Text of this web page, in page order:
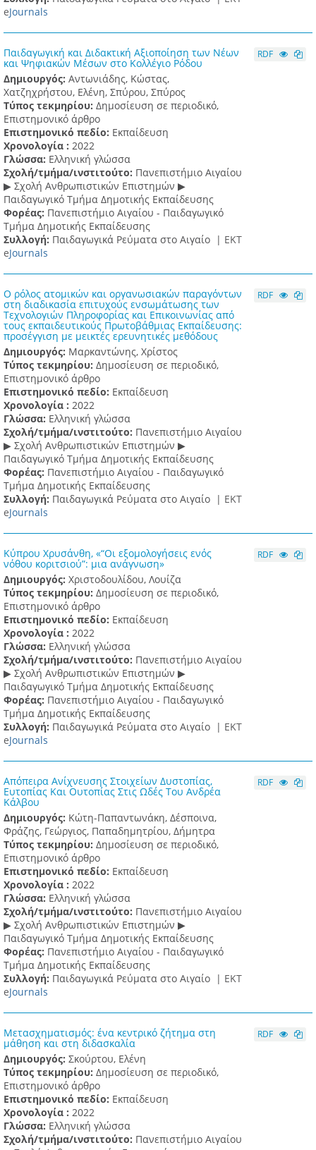
eJournals
Παιδαγωγική και Διδακτική Αξιοποίηση των Νέων
και Ψηφιακών Μέσων στο Κολλέγιο Ρόδου
Δημιουργός: Αντωνιάδης, Κώστας,
Χατζηχρήστου, Ελένη, Σπύρου, Σπύρος
Τύπος τεκμηρίου: Δημοσίευση σε περιοδικό,
Επιστημονικό άρθρο
Επιστημονικό πεδίο: Εκπαίδευση
Χρονολογία : 2022
Γλώσσα: Ελληνική γλώσσα
Σχολή/τμήμα/ινστιτούτο: Πανεπιστήμιο Αιγαίου
▶ Σχολή Ανθρωπιστικών Επιστημών ▶
Παιδαγωγικό Τμήμα Δημοτικής Εκπαίδευσης
Φορέας: Πανεπιστήμιο Αιγαίου - Παιδαγωγικό
Τμήμα Δημοτικής Εκπαίδευσης
Συλλογή: Παιδαγωγικά Ρεύματα στο Αιγαίο | ΕΚΤ
eJournals
RDF
Ο ρόλος ατομικών και οργανωσιακών παραγόντων
στη διαδικασία επιτυχούς ενσωμάτωσης των
Τεχνολογιών Πληροφορίας και Επικοινωνίας από
τους εκπαιδευτικούς Πρωτοβάθμιας Εκπαίδευσης:
προσέγγιση με μεικτές ερευνητικές μεθόδους
Δημιουργός: Μαρκαντώνης, Χρίστος
Τύπος τεκμηρίου: Δημοσίευση σε περιοδικό,
Επιστημονικό άρθρο
Επιστημονικό πεδίο: Εκπαίδευση
Χρονολογία : 2022
Γλώσσα: Ελληνική γλώσσα
Σχολή/τμήμα/ινστιτούτο: Πανεπιστήμιο Αιγαίου
▶ Σχολή Ανθρωπιστικών Επιστημών ▶
Παιδαγωγικό Τμήμα Δημοτικής Εκπαίδευσης
Φορέας: Πανεπιστήμιο Αιγαίου - Παιδαγωγικό
Τμήμα Δημοτικής Εκπαίδευσης
Συλλογή: Παιδαγωγικά Ρεύματα στο Αιγαίο | ΕΚΤ
eJournals
RDF
Κύπρου Χρυσάνθη, «“Οι εξομολογήσεις ενός
νόθου κοριτσιού”: μια ανάγνωση»
Δημιουργός: Χριστοδουλίδου, Λουίζα
Τύπος τεκμηρίου: Δημοσίευση σε περιοδικό,
Επιστημονικό άρθρο
Επιστημονικό πεδίο: Εκπαίδευση
Χρονολογία : 2022
Γλώσσα: Ελληνική γλώσσα
Σχολή/τμήμα/ινστιτούτο: Πανεπιστήμιο Αιγαίου
▶ Σχολή Ανθρωπιστικών Επιστημών ▶
Παιδαγωγικό Τμήμα Δημοτικής Εκπαίδευσης
Φορέας: Πανεπιστήμιο Αιγαίου - Παιδαγωγικό
Τμήμα Δημοτικής Εκπαίδευσης
Συλλογή: Παιδαγωγικά Ρεύματα στο Αιγαίο | ΕΚΤ
eJournals
RDF
Απόπειρα Ανίχνευσης Στοιχείων Δυστοπίας,
Ευτοπίας Και Ουτοπίας Στις Ωδές Του Ανδρέα
Κάλβου
Δημιουργός: Κώτη-Παπαντωνάκη, Δέσποινα,
Φράζης, Γεώργιος, Παπαδημητρίου, Δήμητρα
Τύπος τεκμηρίου: Δημοσίευση σε περιοδικό,
Επιστημονικό άρθρο
Επιστημονικό πεδίο: Εκπαίδευση
Χρονολογία : 2022
Γλώσσα: Ελληνική γλώσσα
Σχολή/τμήμα/ινστιτούτο: Πανεπιστήμιο Αιγαίου
▶ Σχολή Ανθρωπιστικών Επιστημών ▶
Παιδαγωγικό Τμήμα Δημοτικής Εκπαίδευσης
Φορέας: Πανεπιστήμιο Αιγαίου - Παιδαγωγικό
Τμήμα Δημοτικής Εκπαίδευσης
Συλλογή: Παιδαγωγικά Ρεύματα στο Αιγαίο | ΕΚΤ
eJournals
RDF
Μετασχηματισμός: ένα κεντρικό ζήτημα στη
μάθηση και στη διδασκαλία
Δημιουργός: Σκούρτου, Ελένη
Τύπος τεκμηρίου: Δημοσίευση σε περιοδικό,
Επιστημονικό άρθρο
Επιστημονικό πεδίο: Εκπαίδευση
Χρονολογία : 2022
Γλώσσα: Ελληνική γλώσσα
Σχολή/τμήμα/ινστιτούτο: Πανεπιστήμιο Αιγαίου
RDF